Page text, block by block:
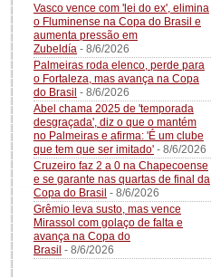
Vasco vence com 'lei do ex', elimina
o Fluminense na Copa do Brasil e
aumenta pressão em
Zubeldía - 8/6/2026
Palmeiras roda elenco, perde para
o Fortaleza, mas avança na Copa
do Brasil - 8/6/2026
Abel chama 2025 de 'temporada
desgraçada', diz o que o mantém
no Palmeiras e afirma: 'É um clube
que tem que ser imitado' - 8/6/2026
Cruzeiro faz 2 a 0 na Chapecoense
e se garante nas quartas de final da
Copa do Brasil - 8/6/2026
Grêmio leva susto, mas vence
Mirassol com golaço de falta e
avança na Copa do
Brasil - 8/6/2026